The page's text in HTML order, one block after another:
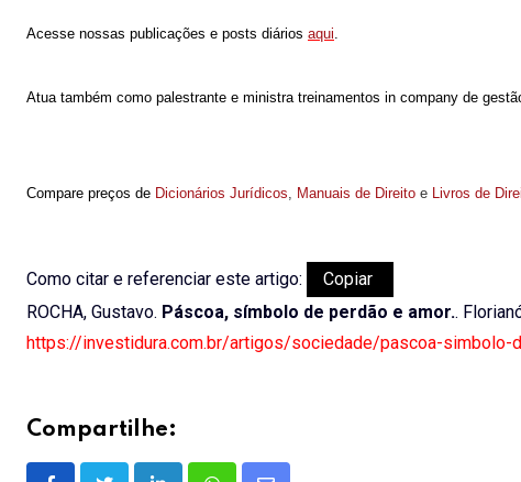
Acesse nossas publicações e posts diários aqui
Atua também como palestrante e ministra treinamentos in company de
Compare preços de Dicionários Jurídicos Manuais de Direito e Livros de
Como citar e referenciar este artigo:
Copiar
ROCHA, Gustavo. Páscoa, símbolo de perdão e amor..
https://investidura.com.br/artigos/sociedade/pascoa-simbolo-
Compartilhe: